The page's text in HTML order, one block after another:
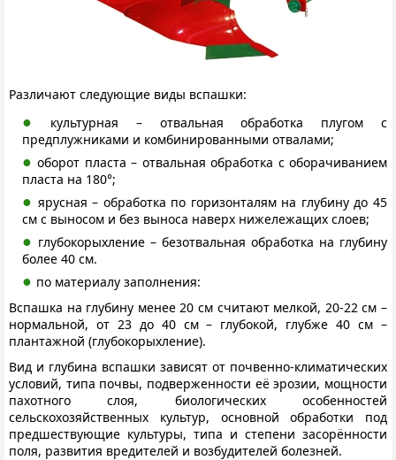
Различают следующие виды вспашки:
культурная – отвальная обработка плугом с
предплужниками и комбинированными отвалами;
оборот пласта – отвальная обработка с оборачиванием
пласта на 180°;
ярусная – обработка по горизонталям на глубину до 45
см с выносом и без выноса наверх нижележащих слоев;
глубокорыхление – безотвальная обработка на глубину
более 40 см.
по материалу заполнения:
Вспашка на глубину менее 20 см считают мелкой, 20-22 см –
нормальной, от 23 до 40 см – глубокой, глубже 40 см –
плантажной (глубокорыхление).
Вид и глубина вспашки зависят от почвенно-климатических
условий, типа почвы, подверженности её эрозии, мощности
пахотного слоя, биологических особенностей
сельскохозяйственных культур, основной обработки под
предшествующие культуры, типа и степени засорённости
поля, развития вредителей и возбудителей болезней.